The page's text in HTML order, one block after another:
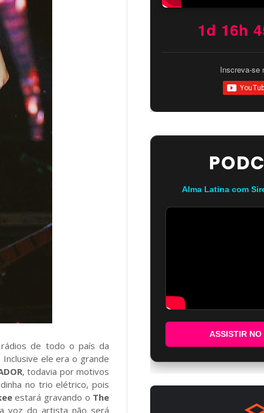
rádios de todo o país da
Inclusive ele era o grande
, todavia por motivos
no trio elétrico, pois
estará gravando o The
voz do artista não será
1d 16h
Inscreva-se
Alma Latina com
ASSISTIR